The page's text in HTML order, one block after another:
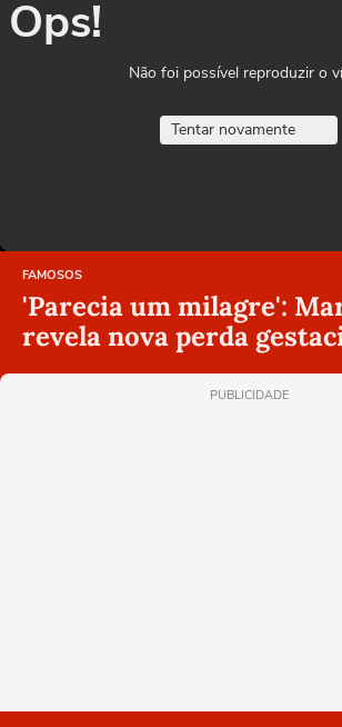
Ops!
Não foi possível reproduzir o
Tentar novamente
FAMOSOS
'Parecia um milagre':
revela nova perda
PUBLICIDADE